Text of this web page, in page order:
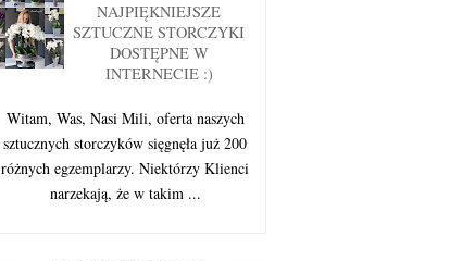
NAJPIĘKNIEJSZE
SZTUCZNE STORCZYKI
DOSTĘPNE W
INTERNECIE :)
Witam, Was, Nasi Mili, oferta naszych
sztucznych storczyków sięgnęła już 200
różnych egzemplarzy. Niektórzy Klienci
narzekają, że w takim ...